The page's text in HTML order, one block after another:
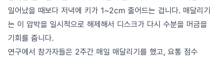
일어났을 때보다 저녁에 키가 1~2cm 줄어드는 겁니다. 매달리기
는 이 압박을 일시적으로 해제해서 디스크가 다시 수분을 머금을
기회를 줍니다.
연구에서 참가자들은 2주간 매일 매달리기를 했고, 요통 점수